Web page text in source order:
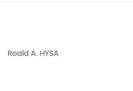
Roald A. HYSA